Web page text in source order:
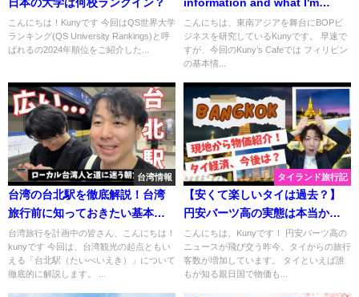
日本の大学は何校ランクイン？
こんにちは！Kunyです 今回はQS世界大学
ランキング(QS University Rankings)と呼
ばれるの2024年順位をご紹介した...
information and what I'm
going to do this summer
こんにちは、東南アジアを舞台にBOPビ
ジネスを研究しているKunyです。 早速で
すが、今回のKuny’s Cafeでは フィリピン
の基本情...
台湾情報
台湾の台北駅を徹底解説！台湾
旅行前に知っておきたい基本情
報まとめ
台湾旅行を計画中の皆さん、こんにちは！
kunyです 今回は、台湾観光の起点ともい
える「台北駅（たいぺいえき）」について
徹底的に解説します。 ...
タイランド旅行記
【安くて楽しいタイは過去？】
円安バーツ高の実態は本当か？
現地物価を調査！
こんにちは、Kunyです！ 円安バーツ高の
ニュースが飛び交う昨今、タイからの旅行
客数が増加しています。 タイといえば誰
もが知る親日国で物価も...